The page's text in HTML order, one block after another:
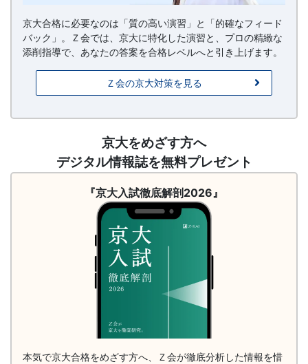
京大合格に必要なのは「質の高い演習」と「的確なフィード
バック」。Ｚ会では、京大に特化した演習と、プロの精緻な
添削指導で、あなたの答案を合格レベルへと引き上げます。
Ｚ会の京大対策を見る
京大をめざす方へ
デジタル情報誌を無料プレゼント
『京大入試徹底解剖2026』
本気で京大合格をめざす方へ、Ｚ会が徹底分析した情報を惜